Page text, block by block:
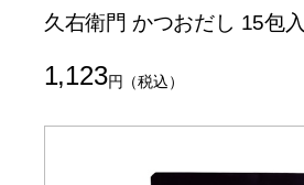
久右衛門 かつおだし 15包入
1,123円 （税込）